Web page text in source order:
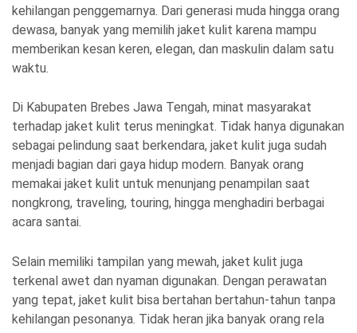
kehilangan penggemarnya. Dari generasi muda hingga orang
dewasa, banyak yang memilih jaket kulit karena mampu
memberikan kesan keren, elegan, dan maskulin dalam satu
waktu.
Di Kabupaten Brebes Jawa Tengah, minat masyarakat
terhadap jaket kulit terus meningkat. Tidak hanya digunakan
sebagai pelindung saat berkendara, jaket kulit juga sudah
menjadi bagian dari gaya hidup modern. Banyak orang
memakai jaket kulit untuk menunjang penampilan saat
nongkrong, traveling, touring, hingga menghadiri berbagai
acara santai.
Selain memiliki tampilan yang mewah, jaket kulit juga
terkenal awet dan nyaman digunakan. Dengan perawatan
yang tepat, jaket kulit bisa bertahan bertahun-tahun tanpa
kehilangan pesonanya. Tidak heran jika banyak orang rela